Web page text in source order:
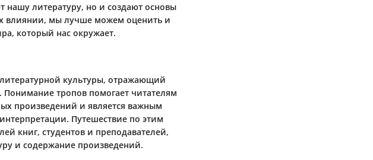
литературу, но и создают основы
влиянии, мы лучше можем оценить и
который нас окружает.
культуры, отражающий
тропов помогает читателям
произведений и является важным
Путешествие по этим
книг, студентов и преподавателей,
и содержание произведений.